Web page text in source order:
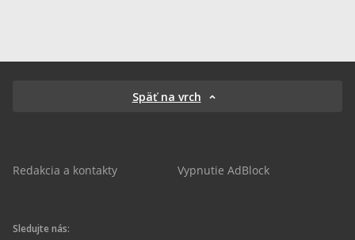
Späť na vrch
Redakcia a kontakty Vypnutie AdBlock
Sledujte nás: